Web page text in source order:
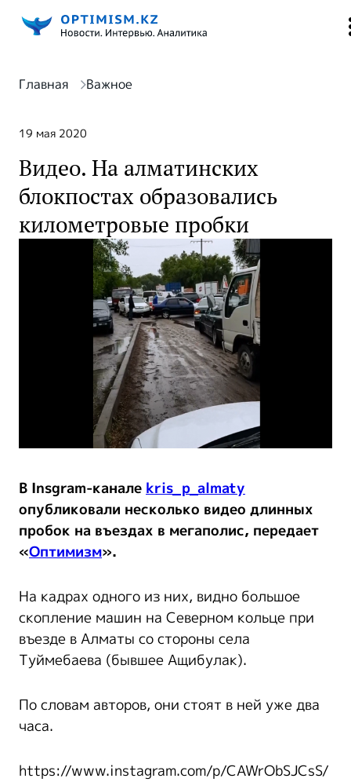
Главная Важное
19 мая 2020
Видео. На алматинских
блокпостах образовались
километровые пробки
В Insgram-канале kris_p_almaty
опубликовали несколько видео длинных
пробок на въездах в мегаполис, передает
«Оптимизм».
На кадрах одного из них, видно большое
скопление машин на Северном кольце при
въезде в Алматы со стороны села
Туймебаева (бывшее Ащибулак).
По словам авторов, они стоят в ней уже два
часа.
https://www.instagram.com/p/CAWrObSJCsS/